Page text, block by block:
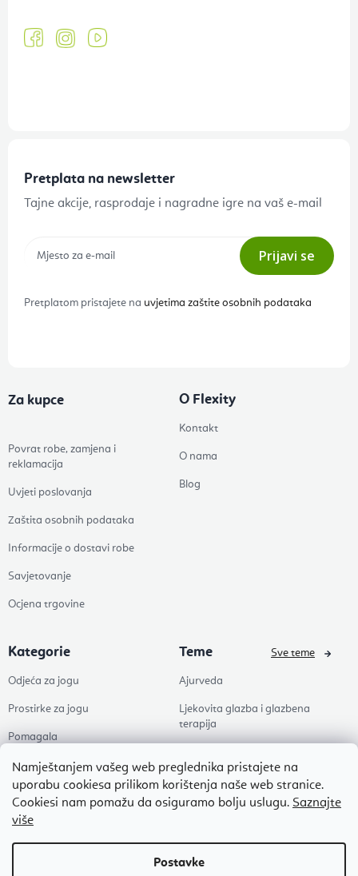
Namještanjem vašeg web preglednika pristajete na
uporabu cookiesa prilikom korištenja naše web stranice.
Cookiesi nam pomažu da osiguramo bolju uslugu. Saznajte
više
Pretplata na newsletter
Tajne akcije, rasprodaje i nagradne igre na vaš e-mail
Prijavi se
Pretplatom pristajete na uvjetima zaštite osobnih podataka
Za kupce
Povrat robe, zamjena i
reklamacija
Uvjeti poslovanja
Zaštita osobnih podataka
Informacije o dostavi robe
Savjetovanje
Ocjena trgovine
O Flexity
Kontakt
O nama
Blog
Kategorie
Odjeća za jogu
Prostirke za jogu
Pomagala
Zdravlje
Dodaci
Popusti
Teme
Ajurveda
Ljekovita glazba i glazbena
terapija
Pilates
Zen
Sve teme
. Sva prava pridržana.